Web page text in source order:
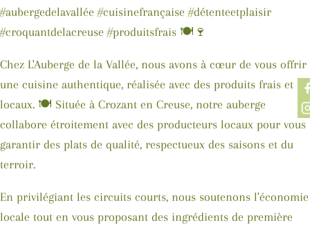
#aubergedelavallée #cuisinefrançaise #détenteetplaisir
#croquantdelacreuse #produitsfrais 🍽️🍷
Chez L'Auberge de la Vallée, nous avons à cœur de vous offrir
une cuisine authentique, réalisée avec des produits frais et
locaux. 🍽️ Située à Crozant en Creuse, notre auberge
collabore étroitement avec des producteurs locaux pour vous
garantir des plats de qualité, respectueux des saisons et du
terroir.
En privilégiant les circuits courts, nous soutenons l'économie
locale tout en vous proposant des ingrédients de première